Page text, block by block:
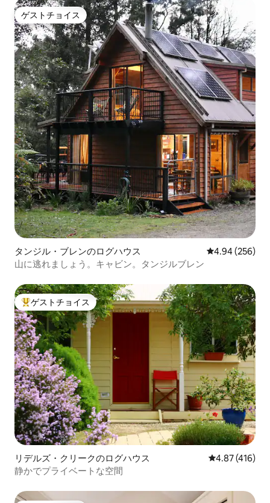
ゲストチョイス
ゲストチョイス
タンジル・ブレンのログハウス レビュー256
4.94 (256)
山に逃れましょう。キャビン。タンジルブレン
大好評のゲストチョイスです。
ゲストチョイス
リデルズ・クリークのログハウス レビュー416
4.87 (416)
静かでプライベートな空間